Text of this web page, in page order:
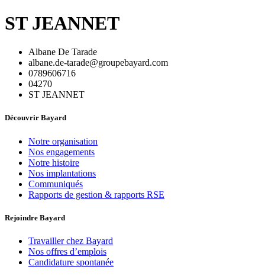
ST JEANNET
Albane De Tarade
albane.de-tarade@groupebayard.com
0789606716
04270
ST JEANNET
Découvrir Bayard
Notre organisation
Nos engagements
Notre histoire
Nos implantations
Communiqués
Rapports de gestion & rapports RSE
Rejoindre Bayard
Travailler chez Bayard
Nos offres d’emplois
Candidature spontanée